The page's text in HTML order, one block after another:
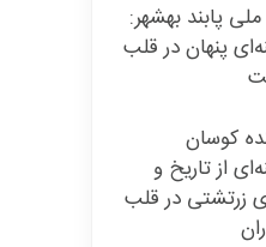
پابند بهشهر:
پنهان در قلب
کوسان
از تاریخ و
زرتشتی در قلب